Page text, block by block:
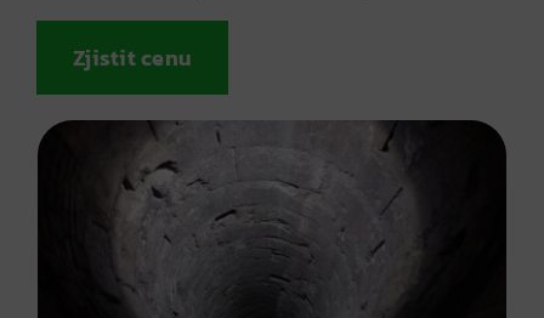
Zjistit cenu